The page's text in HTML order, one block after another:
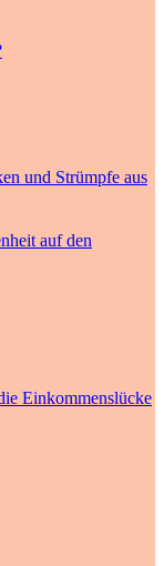
und Strümpfe aus
auf den
Einkommenslücke